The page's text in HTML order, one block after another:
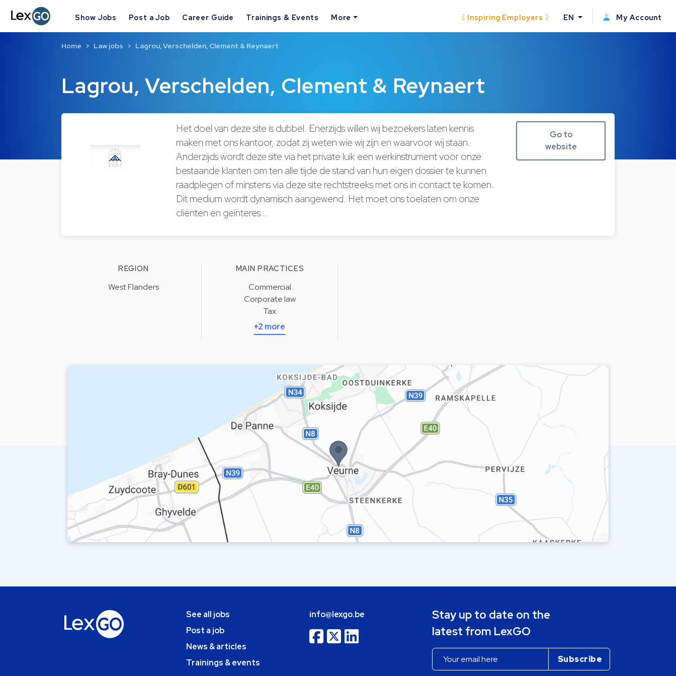
Show Jobs Post a Job Career Guide Trainings & Events More Inspiring Employers EN My Account
Lagrou, Verschelden, Clement & Reynaert
Home Law jobs Lagrou, Verschelden, Clement & Reynaert
Het doel van deze site is dubbel. Enerzijds willen wij bezoekers laten kennis
maken met ons kantoor, zodat zij weten wie wij zijn en waarvoor wij staan.
Anderzijds wordt deze site via het private luik een werkinstrument voor onze
bestaande klanten om ten alle tijde de stand van hun eigen dossier te kunnen
raadplegen of minstens via deze site rechtstreeks met ons in contact te komen.
Dit medium wordt dynamisch aangewend. Het moet ons toelaten om onze
cliënten en geïnteres…
Go to
website
REGION
West Flanders
MAIN PRACTICES
Commercial
Corporate law
Tax
+2 more
See all jobs
Post a job
News & articles
Trainings & events
info@lexgo.be
Stay up to date on the
latest from LexGO